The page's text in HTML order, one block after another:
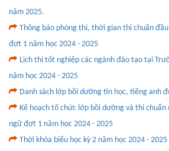
năm 2025.
Thông báo phòng thi, thời gian thi chuẩn
đợt 1 năm học 2024 - 2025
Lịch thi tốt nghiệp các ngành đào tạo tại
năm học 2024 - 2025
Danh sách lớp bồi dưỡng tin học, tiếng anh
Kế hoạch tổ chức lớp bồi dưỡng và thi
ngữ đợt 1 năm học 2024 - 2025
Thời khóa biểu học kỳ 2 năm học 2024 -